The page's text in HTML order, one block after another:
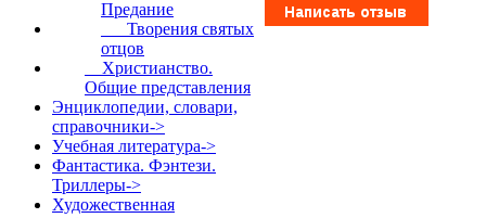
Предание
Творения святых
отцов
Христианство.
Общие представления
Энциклопедии, словари,
справочники->
Учебная литература->
Фантастика. Фэнтези.
Триллеры->
Художественная